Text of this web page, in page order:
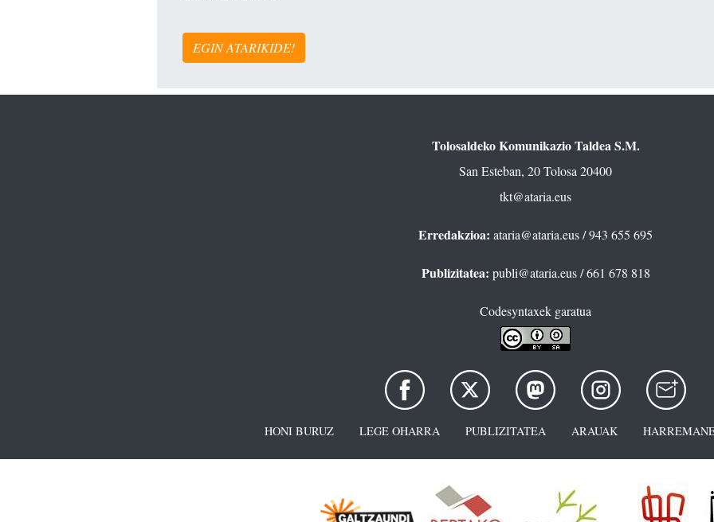
EGIN ATARIKIDE!
Tolosaldeko Komunikazio Taldea S.M.
San Esteban, 20 Tolosa 20400
tkt@ataria.eus
Erredakzioa: ataria@ataria.eus/ 943 655 695
Publizitatea: publi@ataria.eus/ 661 678 818
Codesyntaxek garatua
HONI BURUZ LEGE OHARRA PUBLIZITATEA ARAUAK